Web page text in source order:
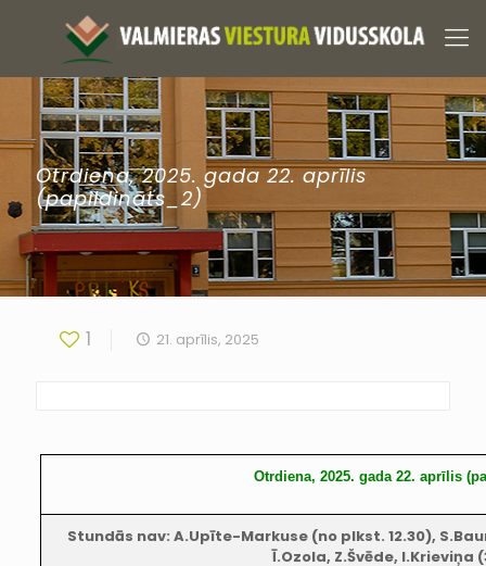
Otrdiena, 2025. gada 22. aprīlis
(papildināts_2)
1 21. aprīlis, 2025
Otrdiena, 2025. gada 22. aprīlis
Stundās nav: A.Upīte-Markuse (no plkst. 12.30),
Ī.Ozola, Z.Švēde, I.Krieviņa